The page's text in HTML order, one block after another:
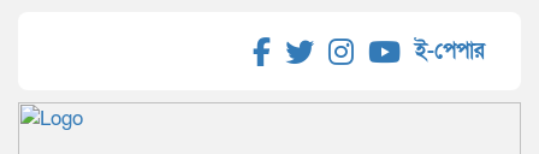
ই-পেপার